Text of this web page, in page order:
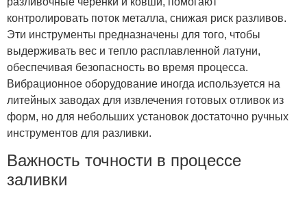
контролировать поток металла, снижая риск разливов.
Эти инструменты предназначены для того, чтобы
выдерживать вес и тепло расплавленной латуни,
обеспечивая безопасность во время процесса.
Вибрационное оборудование иногда используется на
литейных заводах для извлечения готовых отливок из
форм, но для небольших установок достаточно ручных
инструментов для разливки.
Важность точности в процессе
заливки